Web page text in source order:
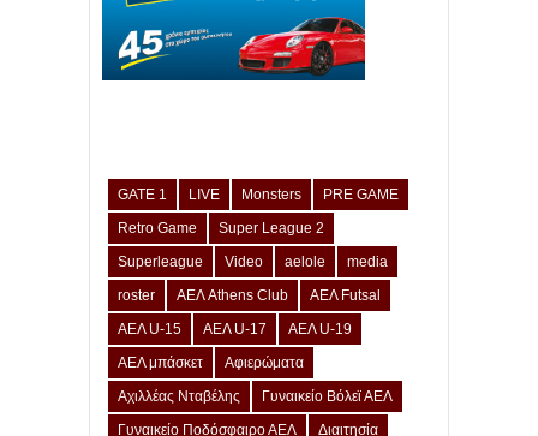
GATE 1 LIVE Monsters
PRE GAME
Retro Game
Super League 2
Superleague
Video aelole
media
roster
ΑΕΛ Athens Club
ΑΕΛ Futsal
ΑΕΛ U-15
ΑΕΛ U-17
ΑΕΛ U-19
ΑΕΛ μπάσκετ
Αφιερώματα
Αχιλλέας Νταβέλης
Γυναικείο Βόλεϊ ΑΕΛ
Γυναικείο Ποδόσφαιρο ΑΕΛ
Διαιτησία